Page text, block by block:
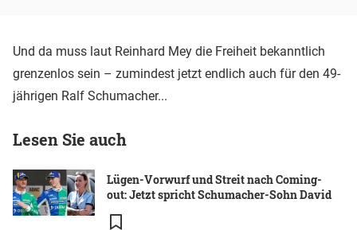
Und da muss laut Reinhard Mey die Freiheit bekanntlich
grenzenlos sein – zumindest jetzt endlich auch für den 49-
jährigen Ralf Schumacher...
Lesen Sie auch
Lügen-Vorwurf und Streit nach Coming-
out: Jetzt spricht Schumacher-Sohn David